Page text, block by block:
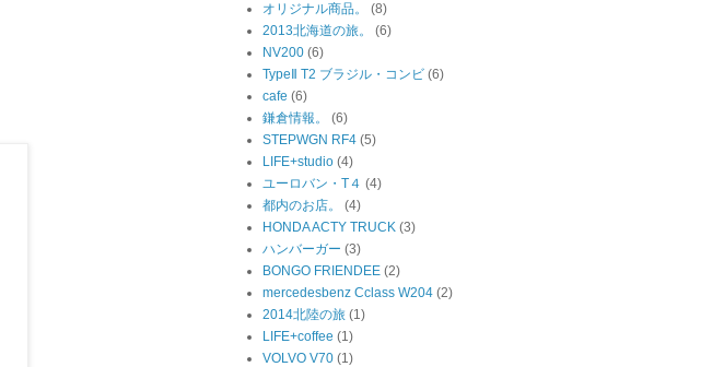
オリジナル商品。
(8)
2013北海道の旅。
(6)
NV200 (6)
TypeⅡ T2 ブラジル・コンビ (6)
cafe (6)
鎌倉情報。
(6)
STEPWGN RF4 (5)
LIFE+studio (4)
ユーロバン・T４ (4)
都内のお店。
(4)
HONDA ACTY TRUCK (3)
ハンバーガー (3)
BONGO FRIENDEE (2)
mercedesbenz Cclass W204 (2)
2014北陸の旅 (1)
LIFE+coffee (1)
VOLVO V70 (1)